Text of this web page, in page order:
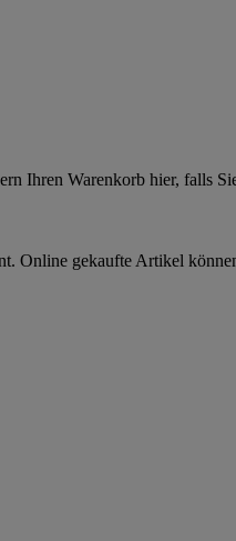
Ihren Warenkorb hier, falls
Online gekaufte Artikel